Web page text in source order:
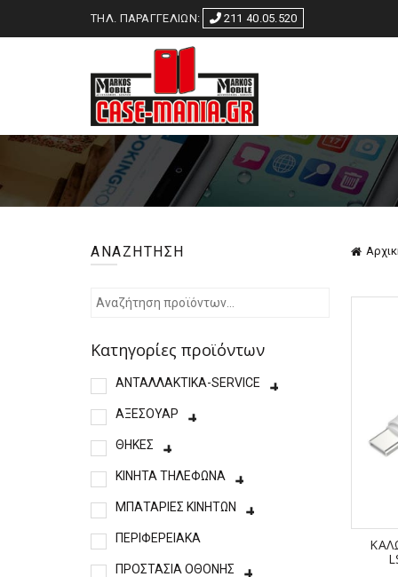
ΤΗΛ. ΠΑΡΑΓΓΕΛΙΩΝ: 211 40.05.520
ΑΝΑΖΗΤΗΣΗ
Κατηγορίες προϊόντων
ΑΝΤΑΛΛΑΚΤΙΚΑ-SERVICE
ΑΞΕΣΟΥΑΡ
ΘΗΚΕΣ
ΚΙΝΗΤΑ ΤΗΛΕΦΩΝΑ
ΜΠΑΤΑΡΙΕΣ ΚΙΝΗΤΩΝ
ΠΕΡΙΦΕΡΕΙΑΚΑ
ΠΡΟΣΤΑΣΙΑ ΟΘΟΝΗΣ